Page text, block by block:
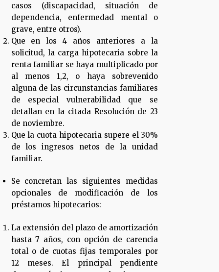
casos (discapacidad, situación de
dependencia, enfermedad mental o
grave, entre otros).
Que en los 4 años anteriores a la
solicitud, la carga hipotecaria sobre la
renta familiar se haya multiplicado por
al menos 1,2, o haya sobrevenido
alguna de las circunstancias familiares
de especial vulnerabilidad que se
detallan en la citada Resolución de 23
de noviembre.
Que la cuota hipotecaria supere el 30%
de los ingresos netos de la unidad
familiar.
Se concretan las siguientes medidas
opcionales de modificación de los
préstamos hipotecarios:
La extensión del plazo de amortización
hasta 7 años, con opción de carencia
total o de cuotas fijas temporales por
12 meses. El principal pendiente